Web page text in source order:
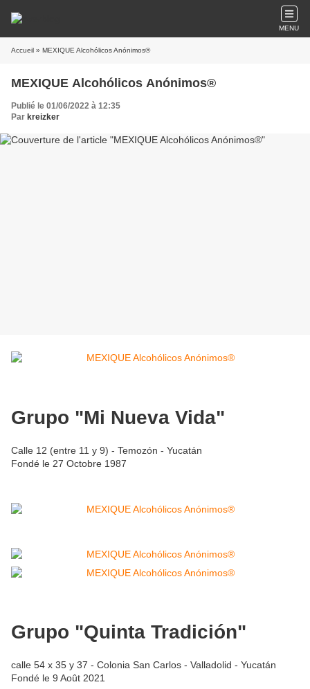
MENU
Accueil » MEXIQUE Alcohólicos Anónimos®
MEXIQUE Alcohólicos Anónimos®
Publié le 01/06/2022 à 12:35
Par kreizker
Grupo "Mi Nueva Vida"
Calle 12 (entre 11 y 9) - Temozón - Yucatán
Fondé le 27 Octobre 1987
Grupo "Quinta Tradición"
calle 54 x 35 y 37 - Colonia San Carlos - Valladolid - Yucatán
Fondé le 9 Août 2021